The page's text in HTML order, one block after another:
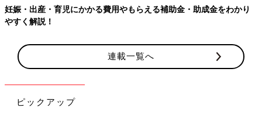
妊娠・出産・育児にかかる費用やもらえる補助金・助成金をわかり
やすく解説！
連載一覧へ
ピックアップ